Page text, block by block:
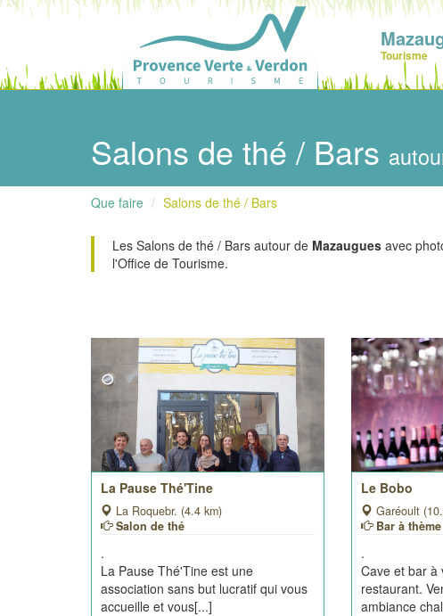
Tourisme
Salons de thé / Bars
Que faire Salons de thé / Bars
Les Salons de thé / Bars autour de Mazaugues avec
l'Office de Tourisme.
La Pause Thé'Tine
La Roquebr. (4.4 km)
Salon de thé
.
La Pause Thé'Tine est une
association sans but lucratif qui vous
accueille et vous[...]
Le Bobo
Garéoult
Bar à thème
.
Cave et bar à
restaurant.
ambiance